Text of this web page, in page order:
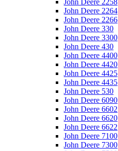
John Deere 2258
John Deere 2264
John Deere 2266
John Deere 330
John Deere 3300
John Deere 430
John Deere 4400
John Deere 4420
John Deere 4425
John Deere 4435
John Deere 530
John Deere 6090
John Deere 6602
John Deere 6620
John Deere 6622
John Deere 7100
John Deere 7300